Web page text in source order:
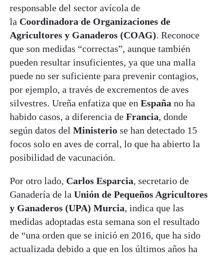
responsable del sector avícola de
la Coordinadora de Organizaciones de
Agricultores y Ganaderos (COAG). Reconoce
que son medidas “correctas”, aunque también
pueden resultar insuficientes, ya que una malla
puede no ser suficiente para prevenir contagios,
por ejemplo, a través de excrementos de aves
silvestres. Ureña enfatiza que en España no ha
habido casos, a diferencia de Francia, donde
según datos del Ministerio se han detectado 15
focos solo en aves de corral, lo que ha abierto la
posibilidad de vacunación.
Por otro lado, Carlos Esparcia, secretario de
Ganadería de la Unión de Pequeños Agricultores
y Ganaderos (UPA) Murcia, indica que las
medidas adoptadas esta semana son el resultado
de “una orden que se inició en 2016, que ha sido
actualizada debido a que en los últimos años ha